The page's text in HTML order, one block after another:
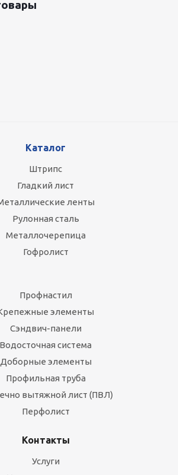
Каталог
Штрипс
Гладкий лист
ленты
Рулонная сталь
Металлочерепица
Гофролист
Профнастил
элементы
Сэндвич-панели
Водосточная система
Доборные элементы
Профильная труба
вытяжной лист (ПВЛ)
Перфолист
Контакты
Услуги